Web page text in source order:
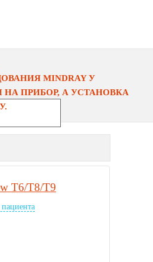
MINDRAY У
ПРИБОР, А УСТАНОВКА
T6/T8/T9